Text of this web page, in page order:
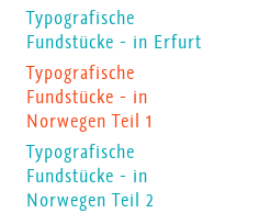
Typografische
Fundstücke - in Erfurt
Typografische
Fundstücke - in
Norwegen Teil 1
Typografische
Fundstücke - in
Norwegen Teil 2